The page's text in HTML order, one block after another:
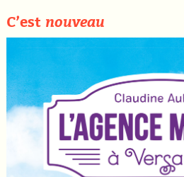
C’est nouveau